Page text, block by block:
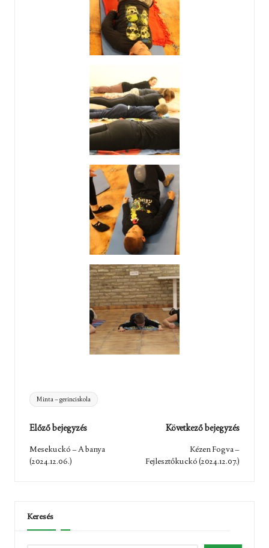
Tags:
Minta – gerinciskola
Post
navigation
Előző bejegyzés
Mesekuckó – A banya
(2024.12.06.)
Következő bejegyzés
Kézen Fogva –
Fejlesztőkuckó (2024.12.07.)
Keresés